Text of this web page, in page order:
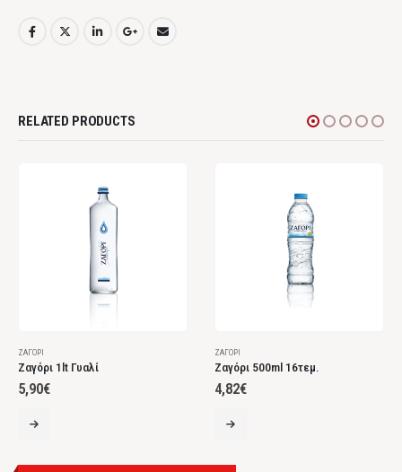
RELATED PRODUCTS
ΖΑΓΌΡΙ
Ζαγόρι 1lt Γυαλί
5,90€
ΖΑΓΌΡΙ
Ζαγόρι 500ml 16τεμ.
4,82€